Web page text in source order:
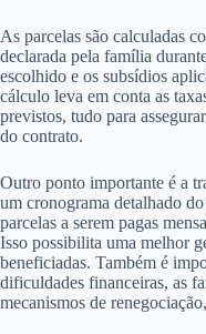
As parcelas são calculadas
declarada pela família
escolhido e os subsídios
cálculo leva em conta as
previstos, tudo para
do contrato.
Outro ponto importante é a
um cronograma detalhado
parcelas a serem pagas
Isso possibilita uma melhor
beneficiadas. Também é
dificuldades financeiras, as
mecanismos de